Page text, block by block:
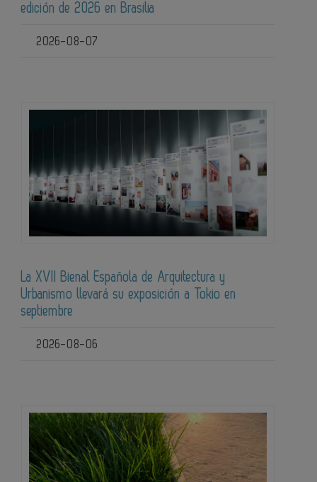
edición de 2026 en Brasilia
2026-08-07
La XVII Bienal Española de Arquitectura y
Urbanismo llevará su exposición a Tokio en
septiembre
2026-08-06